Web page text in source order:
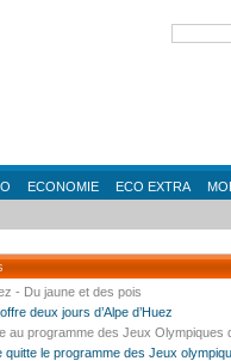
ECONOMIE ECO EXTRA
- Du jaune et des pois
deux jours d’Alpe d’Huez
au programme des Jeux Olympiques
quitte le programme des Jeux